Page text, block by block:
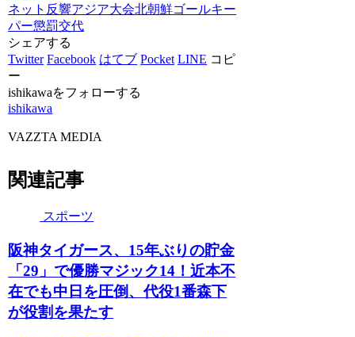
ネット反響アジア大会北朝鮮ゴールキー
パー懲罰交代
シェアする
Twitter Facebook はてブ Pocket LINE コピ
ー
ishikawaをフォローする
ishikawa
VAZZTA MEDIA
関連記事
スポーツ
阪神タイガース、15年ぶりの貯金
「29」で優勝マジック14！近本不
在でも中日を圧倒、代役1番森下
が役割を果たす